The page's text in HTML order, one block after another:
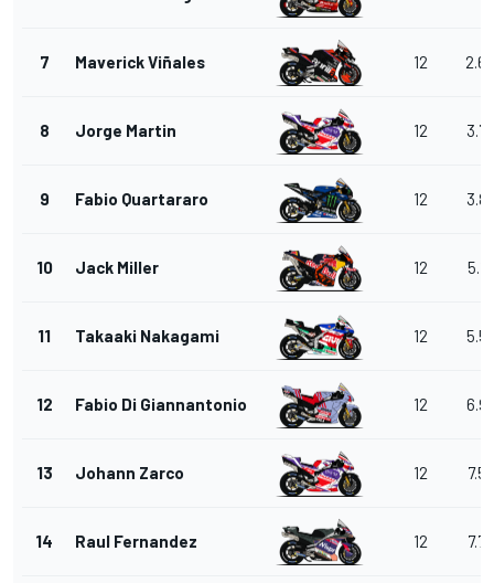
7 Maverick Viñales 12
8 Jorge Martin 12
9 Fabio Quartararo 12
10 Jack Miller 12
11 Takaaki Nakagami 12
12 Fabio Di Giannantonio 12
13 Johann Zarco 12
14 Raul Fernandez 12